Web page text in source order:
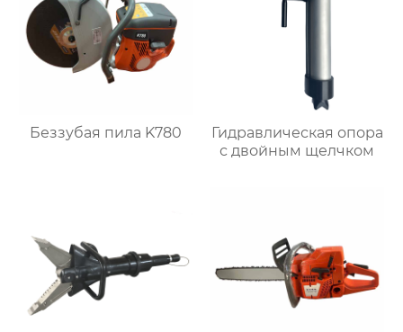
Беззубая пила K780
Гидравлическая опора
с двойным щелчком